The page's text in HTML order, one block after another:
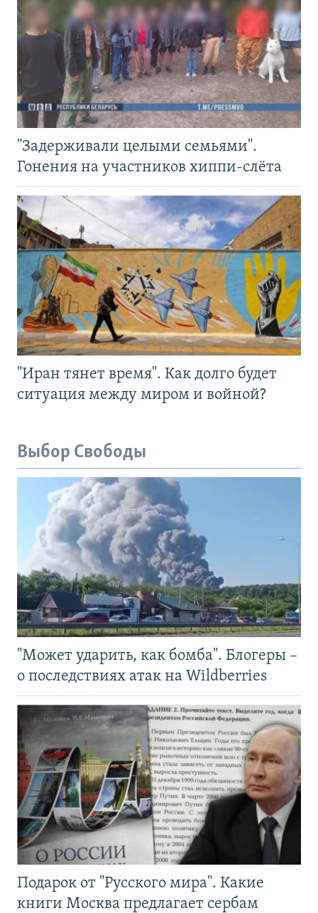
"Задерживали целыми семьями".
Гонения на участников хиппи-слёта
"Иран тянет время". Как долго будет
ситуация между миром и войной?
Выбор Свободы
"Может ударить, как бомба". Блогеры –
о последствиях атак на Wildberries
Подарок от "Русского мира". Какие
книги Москва предлагает сербам